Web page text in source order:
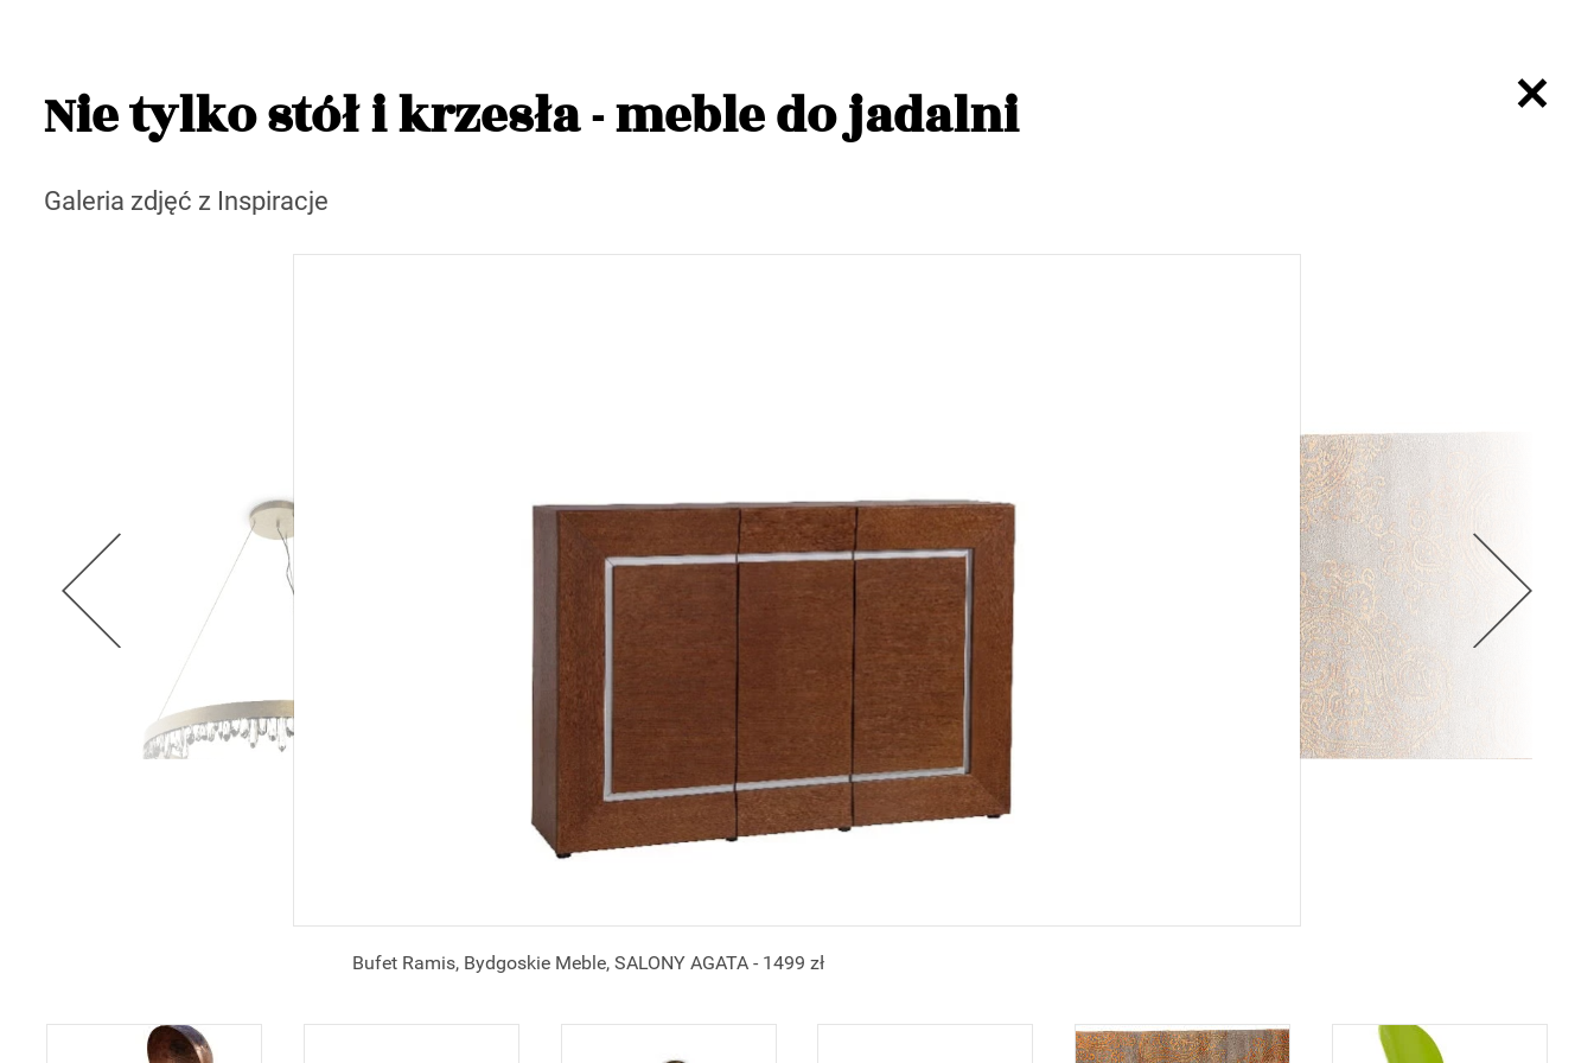
Nie tylko stół i krzesła - meble do jadalni
Galeria zdjęć z Inspiracje
Bufet Ramis, Bydgoskie Meble, SALONY AGATA - 1499 zł